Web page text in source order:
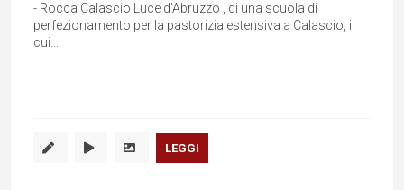
- Rocca Calascio Luce d'Abruzzo , di una scuola di
perfezionamento per la pastorizia estensiva a Calascio, i
cui...
LEGGI